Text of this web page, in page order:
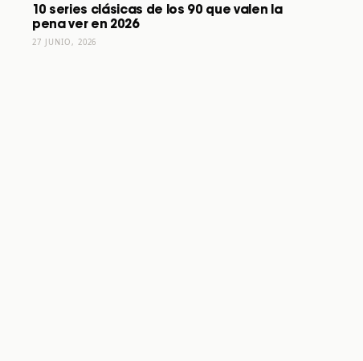
10 series clásicas de los 90 que valen la
pena ver en 2026
27 JUNIO, 2026